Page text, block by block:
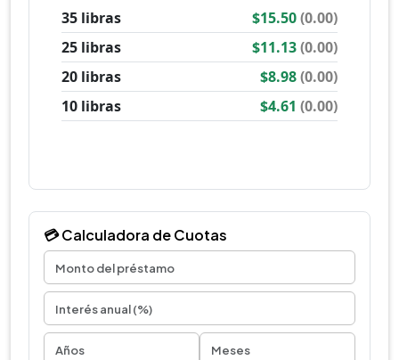
💳 Calculadora de Cuotas